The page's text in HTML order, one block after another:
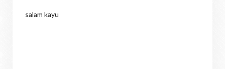
salam kayu